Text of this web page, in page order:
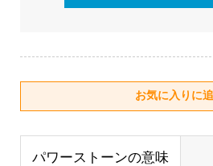
パワーストーンの意味